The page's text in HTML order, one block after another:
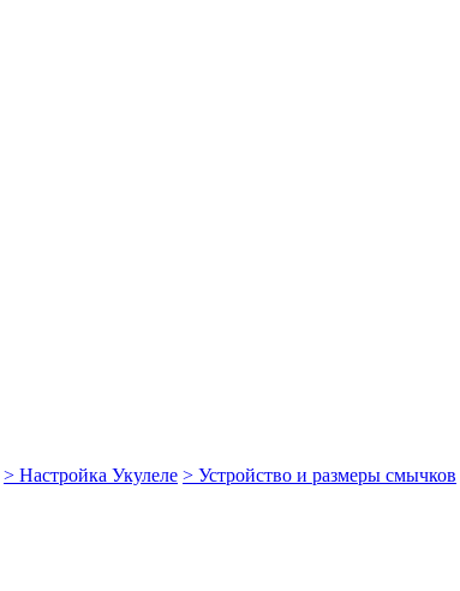
> Настройка Укулеле > Устройство и размеры смычков